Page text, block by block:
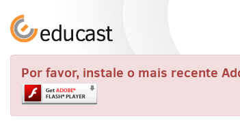
Por favor, instale o mais recente